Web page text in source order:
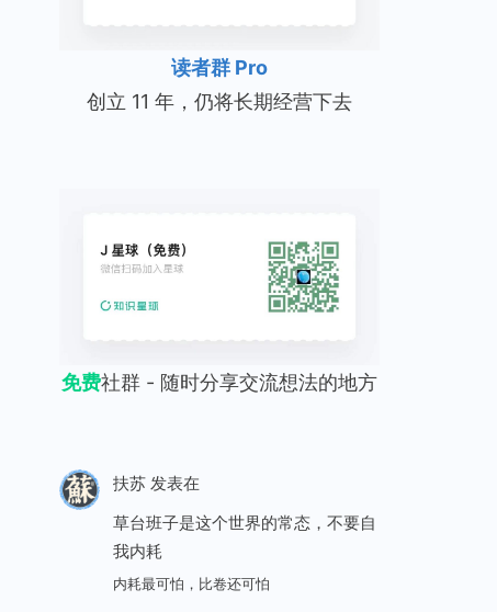
读者群 Pro
创立 11 年，仍将长期经营下去
免费社群 - 随时分享交流想法的地方
扶苏发表在
草台班子是这个世界的常态，不要自
我内耗
内耗最可怕，比卷还可怕